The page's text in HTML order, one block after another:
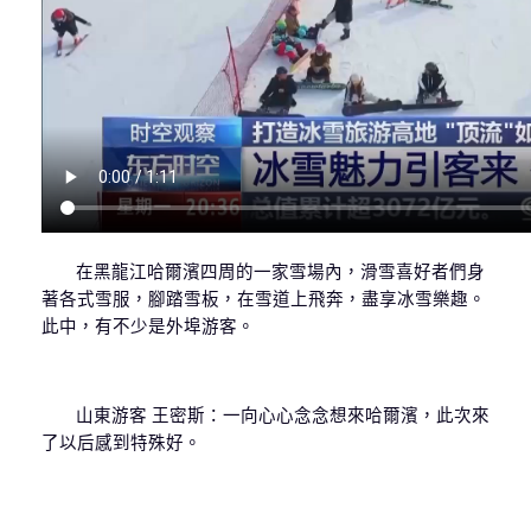
在黑龍江哈爾濱四周的一家雪場內，滑雪喜好者們身
著各式雪服，腳踏雪板，在雪道上飛奔，盡享冰雪樂趣。
此中，有不少是外埠游客。
山東游客 王密斯：一向心心念念想來哈爾濱，此次來
了以后感到特殊好。